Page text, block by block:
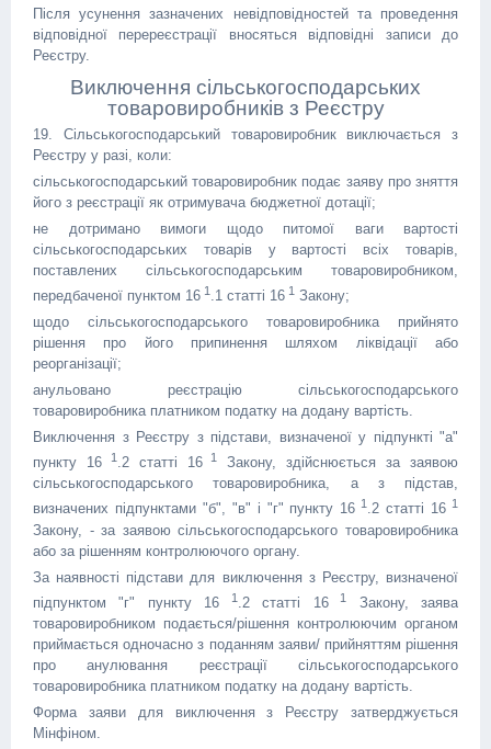
Після усунення зазначених невідповідностей та проведення
відповідної перереєстрації вносяться відповідні записи до
Реєстру.
Виключення сільськогосподарських
товаровиробників з Реєстру
19. Сільськогосподарський товаровиробник виключається з
Реєстру у разі, коли:
сільськогосподарський товаровиробник подає заяву про зняття
його з реєстрації як отримувача бюджетної дотації;
не дотримано вимоги щодо питомої ваги вартості
сільськогосподарських товарів у вартості всіх товарів,
поставлених сільськогосподарським товаровиробником,
передбаченої пунктом 16 1 .1 статті 16 1 Закону;
щодо сільськогосподарського товаровиробника прийнято
рішення про його припинення шляхом ліквідації або
реорганізації;
анульовано реєстрацію сільськогосподарського
товаровиробника платником податку на додану вартість.
Виключення з Реєстру з підстави, визначеної у підпункті "а"
пункту 161.2 статті 161
Закону, здійснюється за заявою
сільськогосподарського товаровиробника, а з підстав,
визначених підпунктами "б", "в" і "г" пункту 16 1 .2 статті 16 1
Закону, - за заявою сільськогосподарського товаровиробника
або за рішенням контролюючого органу.
За наявності підстави для виключення з Реєстру, визначеної
підпунктом "г" пункту 16 1.2 статті 161
Закону, заява
товаровиробником подається/рішення контролюючим органом
приймається одночасно з поданням заяви/ прийняттям рішення
про анулювання реєстрації сільськогосподарського
товаровиробника платником податку на додану вартість.
Форма заяви для виключення з Реєстру затверджується
Мінфіном.